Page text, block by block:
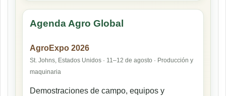
Agenda Agro Global
AgroExpo 2026
St. Johns, Estados Unidos · 11–12 de agosto · Producción y
maquinaria
Demostraciones de campo, equipos y